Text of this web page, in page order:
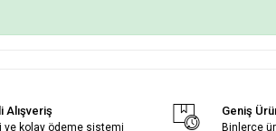
Alışveriş
ve kolay ödeme sistemi
Geniş
Binlerce